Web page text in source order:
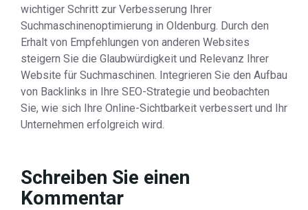
wichtiger Schritt zur Verbesserung Ihrer
Suchmaschinenoptimierung in Oldenburg. Durch den
Erhalt von Empfehlungen von anderen Websites
steigern Sie die Glaubwürdigkeit und Relevanz Ihrer
Website für Suchmaschinen. Integrieren Sie den Aufbau
von Backlinks in Ihre SEO-Strategie und beobachten
Sie, wie sich Ihre Online-Sichtbarkeit verbessert und Ihr
Unternehmen erfolgreich wird.
Schreiben Sie einen
Kommentar